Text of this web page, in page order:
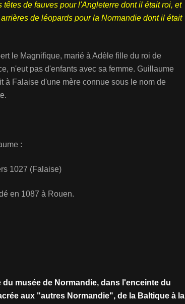
têtes de fauves pour l'Angleterre dont il était roi, et
de léopards pour la Normandie dont il était
le Magnifique, marié à Adèle fille du roi de
n'eut pas d'enfants avec sa femme. Guillaume
à Falaise d'une mère connue sous le nom de
:
1027 (Falaise)
en 1087 à Rouen.
musée de Normandie, dans l'enceinte du
aux "autres Normandie", de la Baltique à la